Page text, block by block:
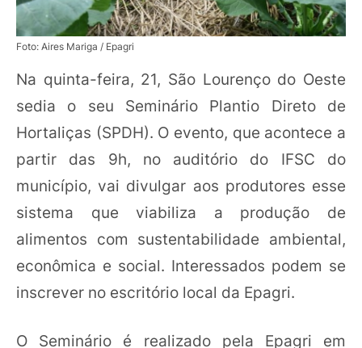
Foto: Aires Mariga / Epagri
Na quinta-feira, 21, São Lourenço do Oeste
sedia o seu Seminário Plantio Direto de
Hortaliças (SPDH). O evento, que acontece a
partir das 9h, no auditório do IFSC do
município, vai divulgar aos produtores esse
sistema que viabiliza a produção de
alimentos com sustentabilidade ambiental,
econômica e social. Interessados podem se
inscrever no escritório local da Epagri.
O Seminário é realizado pela Epagri em